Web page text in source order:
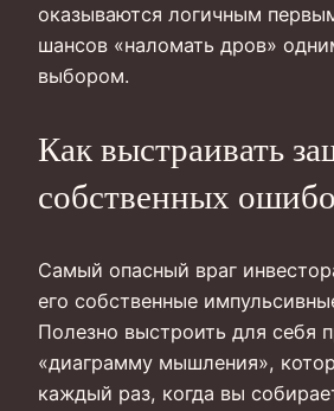
оказываются логичным
шансов «наломать дров»
выбором.
Как выстраивать
собственных
Самый опасный враг
его собственные
Полезно выстроить для себя
«диаграмму мышления»,
каждый раз, когда вы